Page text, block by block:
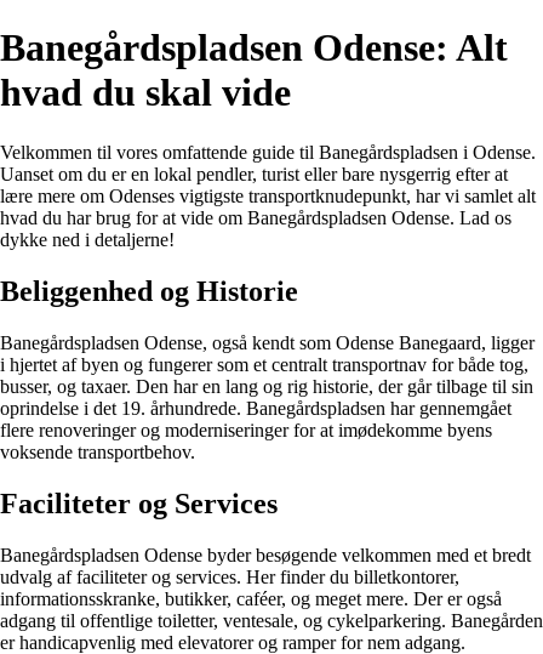
Banegårdspladsen Odense: Alt
hvad du skal vide
Velkommen til vores omfattende guide til Banegårdspladsen i Odense.
Uanset om du er en lokal pendler, turist eller bare nysgerrig efter at
lære mere om Odenses vigtigste transportknudepunkt, har vi samlet alt
hvad du har brug for at vide om Banegårdspladsen Odense. Lad os
dykke ned i detaljerne!
Beliggenhed og Historie
Banegårdspladsen Odense, også kendt som Odense Banegaard, ligger
i hjertet af byen og fungerer som et centralt transportnav for både tog,
busser, og taxaer. Den har en lang og rig historie, der går tilbage til sin
oprindelse i det 19. århundrede. Banegårdspladsen har gennemgået
flere renoveringer og moderniseringer for at imødekomme byens
voksende transportbehov.
Faciliteter og Services
Banegårdspladsen Odense byder besøgende velkommen med et bredt
udvalg af faciliteter og services. Her finder du billetkontorer,
informationsskranke, butikker, caféer, og meget mere. Der er også
adgang til offentlige toiletter, ventesale, og cykelparkering. Banegården
er handicapvenlig med elevatorer og ramper for nem adgang.